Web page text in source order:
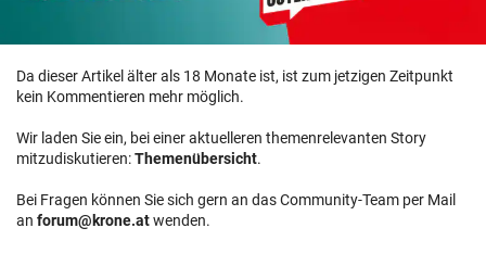
Da dieser Artikel älter als 18 Monate ist, ist zum jetzigen Zeitpunkt
kein Kommentieren mehr möglich.
Wir laden Sie ein, bei einer aktuelleren themenrelevanten Story
mitzudiskutieren:Themenübersicht.
Bei Fragen können Sie sich gern an das Community-Team per Mail
an forum@krone.atwenden.